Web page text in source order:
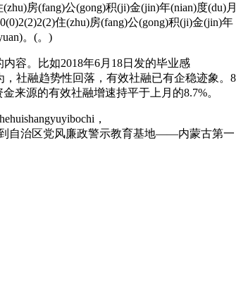
房(fang)公(gong)积(ji)金(jin)年(nian)度(du)月
住(zhu)房(fang)公(gong)积(ji)金(jin)年
。(。)
容。比如2018年6月18日发的毕业感
社融趋势性回落，有效社融已有企稳迹象。8
来源的有效社融增速持平于上月的8.7%。
，
到自治区党风廉政警示教育基地——内蒙古第一